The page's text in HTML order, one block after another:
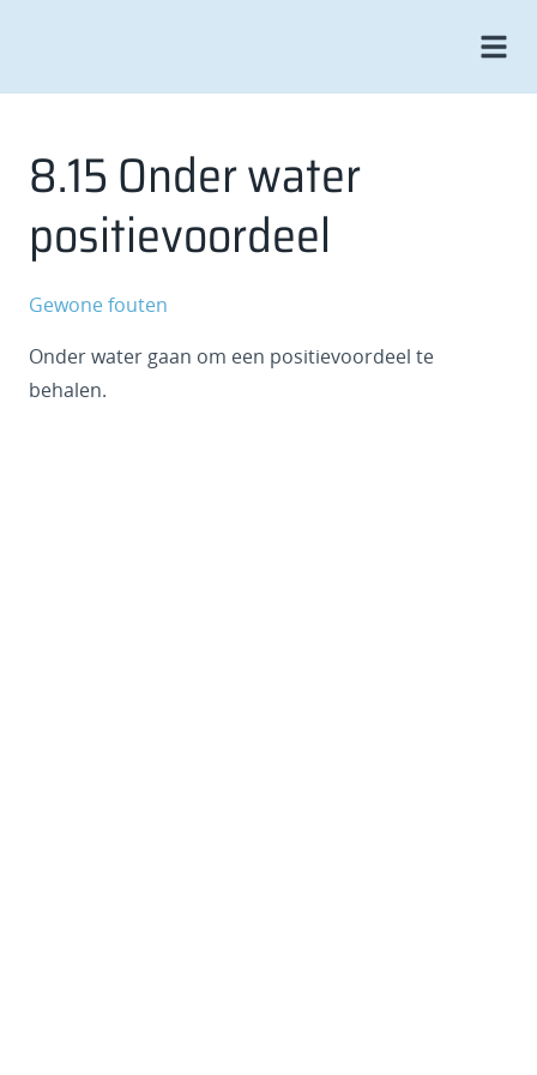
8.15 Onder water
positievoordeel
Gewone fouten
Onder water gaan om een positievoordeel te
behalen.